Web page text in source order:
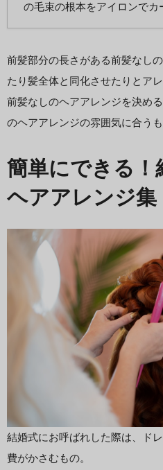
の毛束の根本をアイロンでカ
前髪部分の長さがある前髪なし
たり髪全体と同化させたりとア
前髪なしのヘアアレンジを決め
のヘアアレンジの雰囲気に合う
簡単にできる！
ヘアアレンジ集
結婚式にお呼ばれした際は、ド
費がかさむもの。